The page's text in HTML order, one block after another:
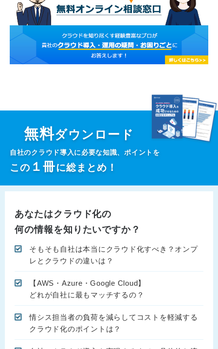
無料ダウンロード
自社のクラウド導入に必要な知識、ポイントを
この １冊に総まとめ！
あなたはクラウド化の
何の情報を知りたいですか？
そもそも自社は本当にクラウド化すべき？オンプ
レとクラウドの違いは？
【AWS・Azure・Google Cloud】
どれが自社に最もマッチするの？
情シス担当者の負荷を減らしてコストを軽減する
クラウド化のポイントは？